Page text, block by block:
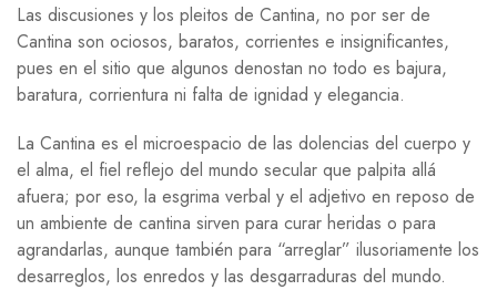
Las discusiones y los pleitos de Cantina, no por ser de
Cantina son ociosos, baratos, corrientes e insignificantes,
pues en el sitio que algunos denostan no todo es bajura,
baratura, corrientura ni falta de ignidad y elegancia.
La Cantina es el microespacio de las dolencias del cuerpo y
el alma, el fiel reflejo del mundo secular que palpita allá
afuera; por eso, la esgrima verbal y el adjetivo en reposo de
un ambiente de cantina sirven para curar heridas o para
agrandarlas, aunque también para “arreglar” ilusoriamente los
desarreglos, los enredos y las desgarraduras del mundo.